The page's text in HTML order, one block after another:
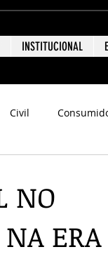
INSTITUCIONAL
Civil
NO